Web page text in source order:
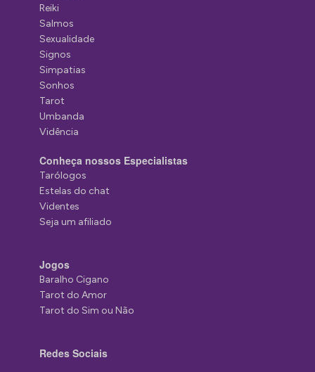
Reiki
Salmos
Sexualidade
Signos
Simpatias
Sonhos
Tarot
Umbanda
Vidência
Conheça nossos Especialistas
Tarólogos
Estelas do chat
Videntes
Seja um afiliado
Jogos
Baralho Cigano
Tarot do Amor
Tarot do Sim ou Não
Redes Sociais